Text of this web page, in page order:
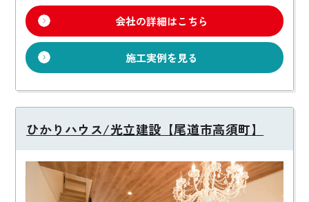
会社の詳細はこちら
施工実例を見る
ひかりハウス/光立建設【尾道市高須町】